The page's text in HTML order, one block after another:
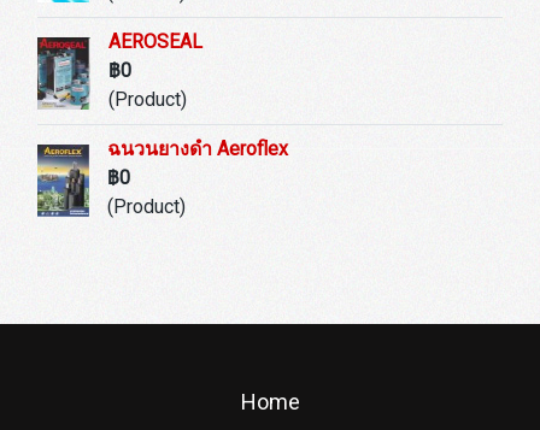
AEROSEAL
฿0
(Product)
ฉนวนยางดำ Aeroflex
฿0
(Product)
Home